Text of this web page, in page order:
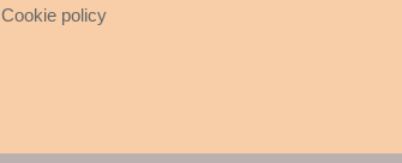
Cookie policy